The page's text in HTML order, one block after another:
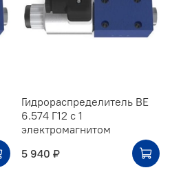
Гидрораспределитель ВЕ
6.574 Г12 с 1
электромагнитом
5 940 ₽